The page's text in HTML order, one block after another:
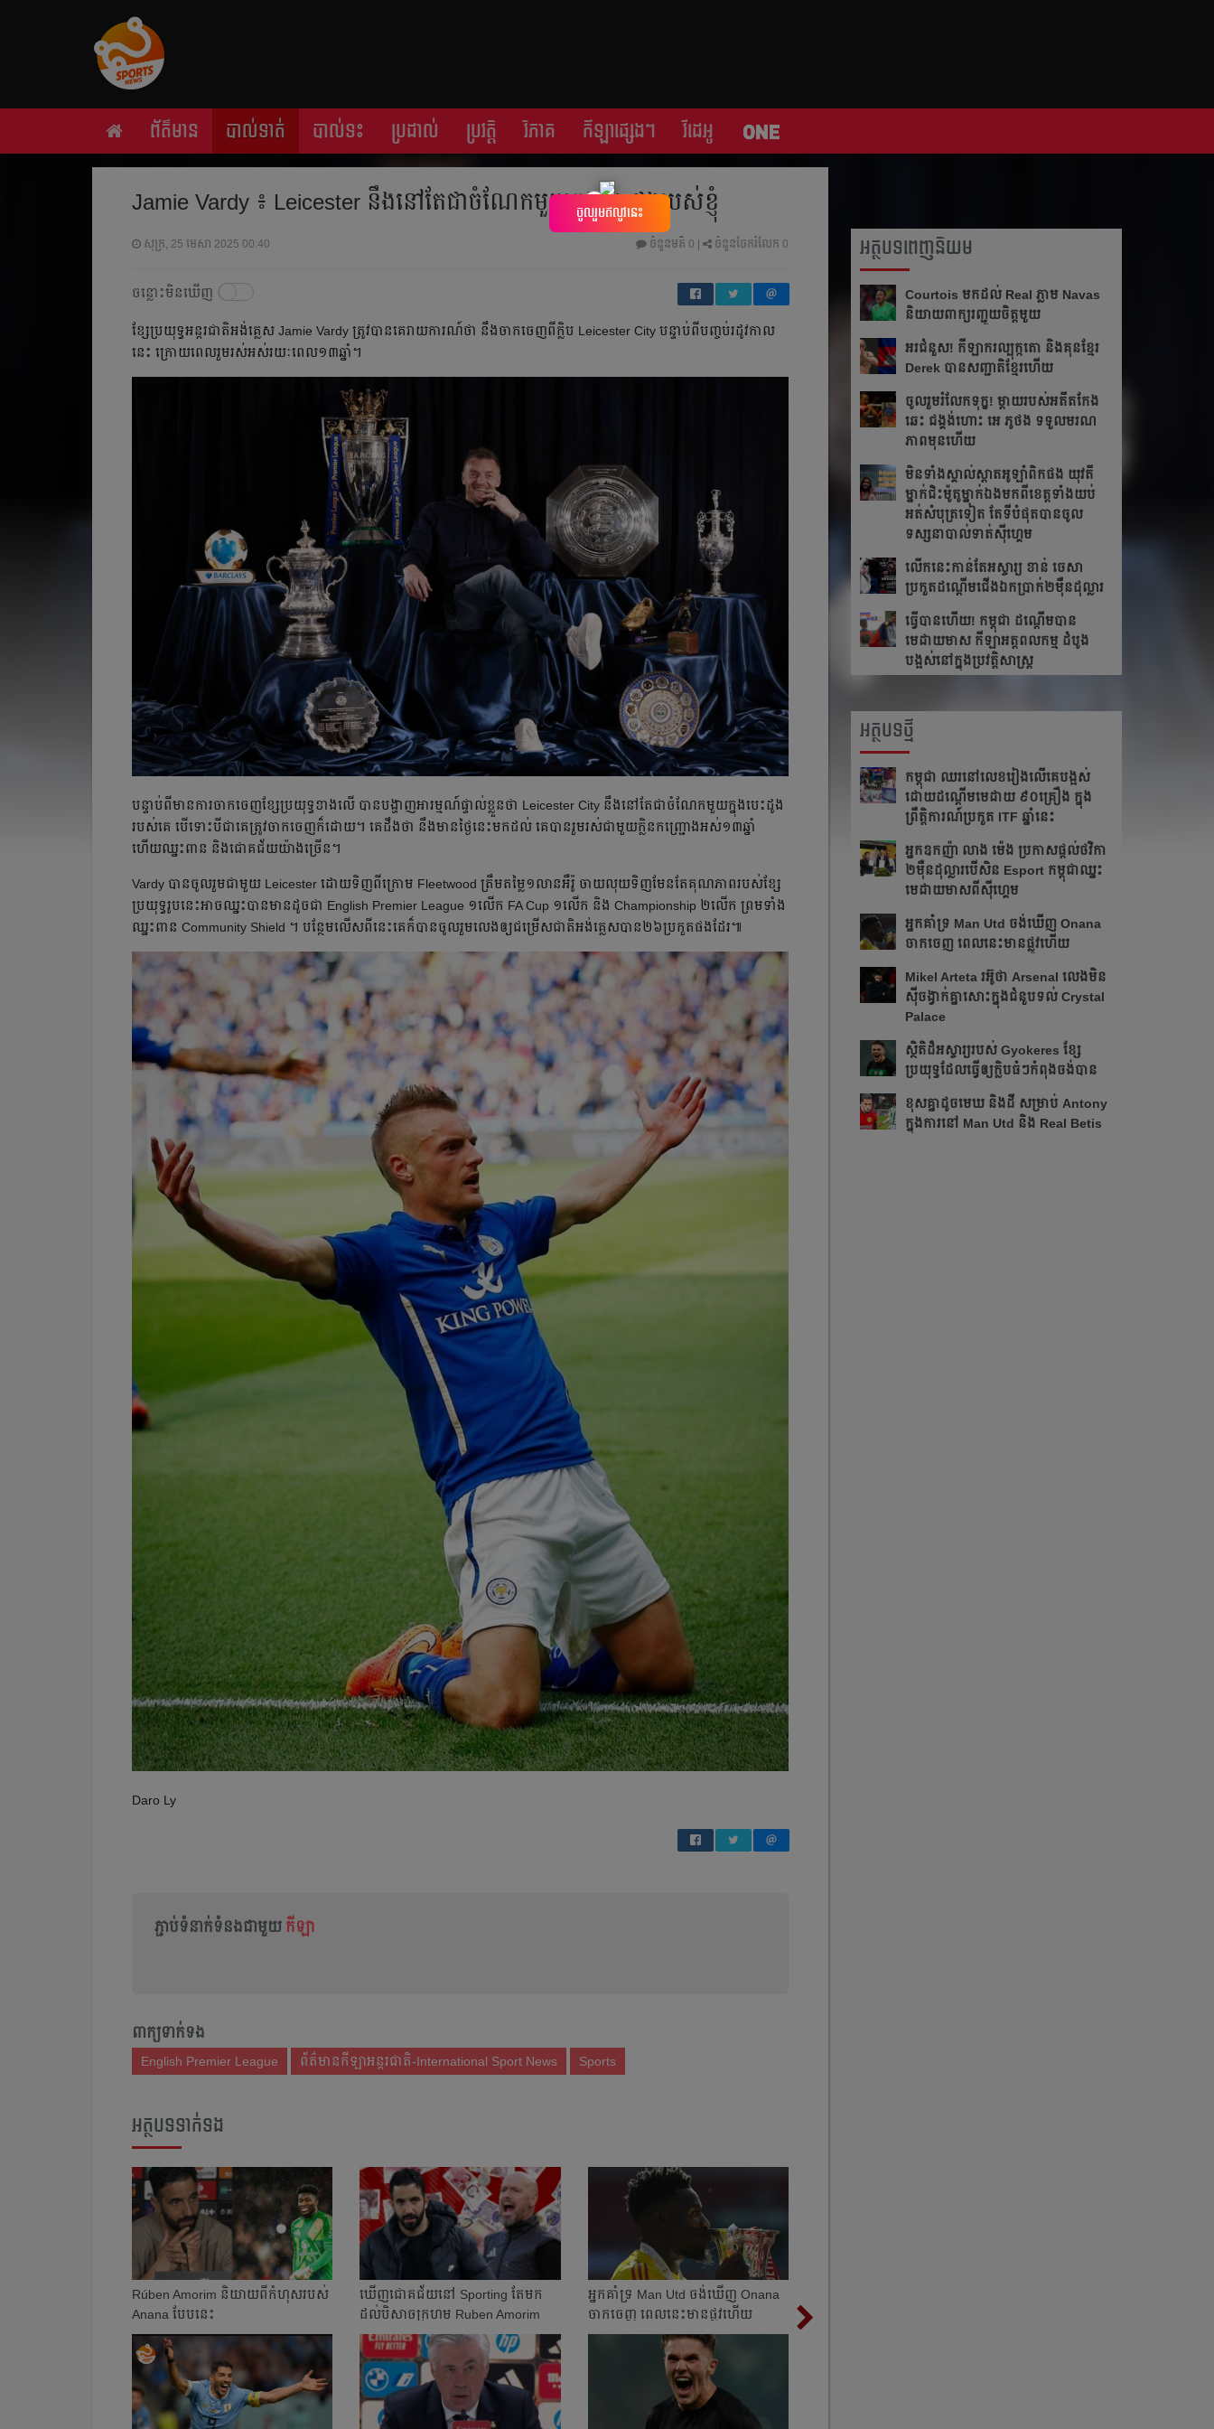
ព័ត៌មាន បាល់ទាត់ បាល់ទះ ប្រដាល់ ប្រវត្តិ​​ វិភាគ កីឡា​ផ្សេង​ៗ វីដេអូ
Jamie Vardy ៖ Leicester នឹង​នៅ​តែ​ជា​ចំណែក​មួយ​ក្នុង​បេះដូង​របស់​ខ្ញុំ​
សុក្រ, 25 មេសា 2025 00:40 ចំនួនមតិ 0 ចំនួនចែករំលែក 0
ចន្លោះមិនឃើញ
ខ្សែ​ប្រយុទ្ធ​អន្តរជាតិ​អង់គ្លេស Jamie Vardy ​ត្រូវ​បាន​គេ​រាយការណ៍​ថា នឹង​ចាក​ចេញ​ពី​ក្លិប​ Leicester City បន្ទាប់​ពី​បញ្ចប់​រដូវ​កាល​
នេះ​ ក្រោយ​ពេល​រួមរស់​អស់​រយៈ​ពេល​១៣​ឆ្នាំ​។
បន្ទាប់​ពី​មាន​​​​ការ​ចាកចេញ​ខ្សែ​ប្រយុទ្ធ​ខាង​លើ ​​បានបង្ហាញ​អារម្មណ៍​ផ្ទាល់​ខ្លួន​ថា Leicester City នឹង​នៅ​តែ​​ជា​ចំណែក​មួយ​ក្នុង​បេះដូង​
របស់​គេ បើ​ទោះ​បី​ជា​គេ​ត្រូវ​​ចាក​ចេញ​ក៏​ដោយ​។ គេ​ដឹង​ថា នឹង​មាន​ថ្ងៃ​នេះ​មក​ដល់​ គេ​បាន​រួមរស់​ជាមួយ​ក្លិន​កញ្ជ្រោង​អស់​១៣​ឆ្នាំ​ ​
ហើយ​ឈ្នះ​ពាន​ និង​ជោគជ័យ​យ៉ាង​ច្រើន​។
Vardy បាន​ចូលរួម​ជាមួយ Leicester ដោយ​ទិញ​ពី​ក្រោម Fleetwood ត្រឹម​តម្លៃ​១​លាន​អឺរ៉ូ​ ចាយ​លុយ​ទិញ​មែន​តែ​គុណភាព​​របស់​ខ្សែ​
ប្រយុទ្ធ​រូប​នេះ​អាច​ឈ្នះ​បាន​​មាន​ដូច​ជា​ English Premier League ១​លើក​ FA Cup ១​លើក និង Championship ២​លើក​ ព្រម​ទាំង​
ឈ្នះ​ពាន​ Community Shield ។ បន្ថែម​លើស​ពីនេះ​គេ​ក៏​បាន​ចូលរួម​លេង​ឲ្យ​ជម្រើស​ជាតិ​អង់គ្លេស​​បាន​២៦​ប្រកួត​ផងដែរ​៕ ​
Daro Ly
ភ្ជាប់ទំនាក់ទំនងជាមួយ កីឡា
ពាក្យទាក់ទង
English Premier League ព័ត៌មានកីឡាអន្តរជាតិ-International Sport News Sports
អត្ថបទទាក់ទង
Rúben Amorim និយាយ​ពី​កំហុស​របស់
Anana បែប​នេះ​
​ឃើញ​ជោគជ័យ​នៅ Sporting តែ​​​មក​
ដល់​បិសាច​ក្រហម Ruben Amorim
បាន​ប្រាក...
អ្នក​គាំទ្រ Man Utd ចង់​ឃើញ Onana
ចាកចេញ​ ពេលនេះ​មាន​ផ្លូវ​ហើយ​​
អត្ថបទពេញនិយម
Courtois មក​ដល់​ Real ភ្លាម​​ Navas
និយាយ​ពាក្យ​រញ្ជួយ​ចិត្ត​មួយ​
អរ​ជំនួស!​ កីឡាករ​ល្បុក្កតោ​ និង​គុន​ខ្មែរ​
Derek​ បាន​សញ្ជាតិ​ខ្មែរ​ហើយ​
ចូលរួម​រំលែក​ទុក្ខ​! ម្ដាយ​របស់​អតីត​កែង​
ឆេះ​ ជង្គង់​ហោះ​ អេ​ ភូថង​ ទទួល​មរណ
ភាព​មុន​ហើយ
មិនទាំងស្គាល់ស្តាតអូឡាំពិកផង យុវតី
ម្នាក់ជិះម៉ូតូម្នាក់ឯងមកពីខេត្ត​ទាំង​យប់
អត់សំបុត្រទៀត តែ​ទី​បំផុត​បាន​ចូល​
ទស្សនា​បាល់ទាត់ស៊ីហ្គេម
លើក​នេះ​កាន់​តែ​អស្ចារ្យ ខាន់ ចេសា
ប្រកួត​ដណ្តើម​ជើង​ឯកប្រាក់២ម៉ឺនដុល្លារ​
ធ្វើបានហើយ! កម្ពុជា ដណ្តើមបាន
មេដាយមាស កីឡាអត្តពលកម្ម ដំបូង
បង្អស់នៅក្នុងប្រវត្តិសាស្រ្ត
អត្ថបទថ្មី
កម្ពុជា​ ឈរនៅលេខរៀងលើគេបង្អស់​
ដោយដណ្ដើមមេដាយ​ ៩០គ្រឿង ក្នុង
ព្រឹត្ដិការណ៍ប្រកួត ITF​ ឆ្នាំនេះ
អ្នក​ឧកញ៉ា លាង ម៉េង ​ប្រកាស​ផ្ដល់​ថវិកា​
២​ម៉ឺន​ដុល្លារ​បើ​សិន​​ Esport កម្ពុជា​​ឈ្នះ​​
មេដាយ​មាស​ពី​ស៊ីហ្គេម​
អ្នក​គាំទ្រ Man Utd ចង់​ឃើញ Onana
ចាកចេញ​ ពេលនេះ​មាន​ផ្លូវ​ហើយ​​
Mikel Arteta ​រអ៊ូ​ថា​​ Arsenal លេង​មិន​
ស៊ី​ចង្វាក់​គ្នា​​សោះ​ក្នុង​ជំនួប​ទល់ Crystal
Palace
​ស្ថិតិ​ដ៏​អស្ចារ្យ​​របស់ Gyokeres ខ្សែ​
ប្រយុទ្ធ​ដែល​​ធ្វើ​ឲ្យ​ក្លិប​ធំៗ​កំពុង​ចង់បាន​
ខុស​គ្នា​ដូច​មេឃ​ និង​ដី សម្រាប់ Antony
ក្នុង​ការ​នៅ Man Utd និង Real Betis
×
ចូលរួមឥលូវនេះ